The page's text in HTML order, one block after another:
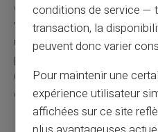
délai de régularisationoù
versées. Ce délai laissant le
une autre formation ou un
pour les parents. Prenez
CAF pour connaître la durée
conditions à remplir pour en
conditions de service —
transaction, la
peuvent donc varier
Pour maintenir une
expérience utilisateur
affichées sur ce site